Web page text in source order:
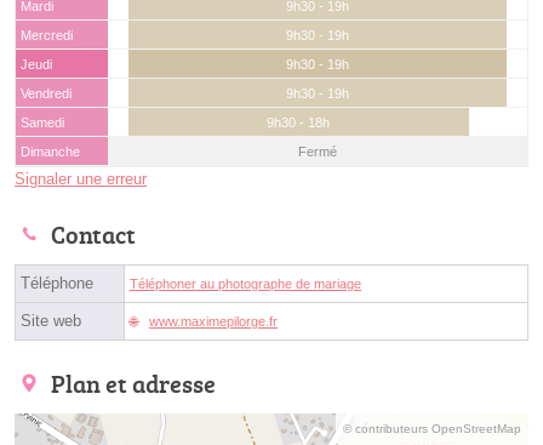
Mardi
9h30 - 19h
Mercredi
9h30 - 19h
Jeudi
9h30 - 19h
Vendredi
9h30 - 19h
Samedi
9h30 - 18h
Dimanche
Fermé
Signaler une erreur
Contact
Téléphone Téléphoner au photographe de mariage
Site web www.maximepilorge.fr
Plan et adresse
© contributeurs OpenStreetMap